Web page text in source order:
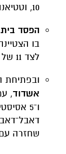
10, וטטיאנה יורקביצ'וס סיימה עם 9.
הפסד בית 75:48 להפועל בנות פתח תקווה
לצד 11 של טלקר.
ובפתיחת
אשדוד
ו־5
שחזרה עם 11